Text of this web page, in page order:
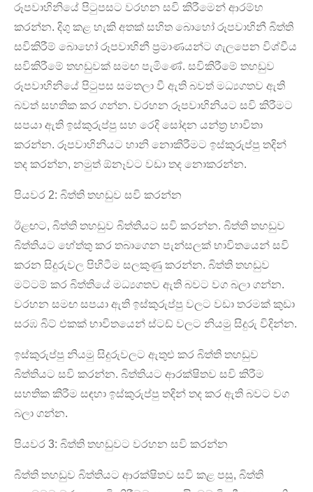
රූපවාහිනියේ පිටුපසට වරහන සවි කිරීමෙන් ආරම්භ
කරන්න. දිගු කළ හැකි අතක් සහිත බොහෝ රූපවාහිනී බිත්ති
සවිකිරීම් බොහෝ රූපවාහිනී ප්‍රමාණයන්ට ගැලපෙන විශ්වීය
සවිකිරීමේ තහඩුවක් සමඟ පැමිණේ. සවිකිරීමේ තහඩුව
රූපවාහිනියේ පිටුපස සමතලා වී ඇති බවත් මධ්‍යගතව ඇති
බවත් සහතික කර ගන්න. වරහන රූපවාහිනියට සවි කිරීමට
සපයා ඇති ඉස්කුරුප්පු සහ රෙදි සෝදන යන්ත්‍ර භාවිතා
කරන්න. රූපවාහිනියට හානි නොකිරීමට ඉස්කුරුප්පු තදින්
තද කරන්න, නමුත් ඕනෑවට වඩා තද නොකරන්න.
පියවර 2: බිත්ති තහඩුව සවි කරන්න
ඊළඟට, බිත්ති තහඩුව බිත්තියට සවි කරන්න. බිත්ති තහඩුව
බිත්තියට හේත්තු කර තබාගෙන පැන්සලක් භාවිතයෙන් සවි
කරන සිදුරුවල පිහිටීම සලකුණු කරන්න. බිත්ති තහඩුව
මට්ටම් කර බිත්තියේ මධ්‍යගතව ඇති බවට වග බලා ගන්න.
වරහන සමඟ සපයා ඇති ඉස්කුරුප්පු වලට වඩා තරමක් කුඩා
සරඹ බිට් එකක් භාවිතයෙන් ස්ටඩ් වලට නියමු සිදුරු විදින්න.
ඉස්කුරුප්පු නියමු සිදුරුවලට ඇතුළු කර බිත්ති තහඩුව
බිත්තියට සවි කරන්න. බිත්තියට ආරක්ෂිතව සවි කිරීම
සහතික කිරීම සඳහා ඉස්කුරුප්පු තදින් තද කර ඇති බවට වග
බලා ගන්න.
පියවර 3: බිත්ති තහඩුවට වරහන සවි කරන්න
බිත්ති තහඩුව බිත්තියට ආරක්ෂිතව සවි කළ පසු, බිත්ති